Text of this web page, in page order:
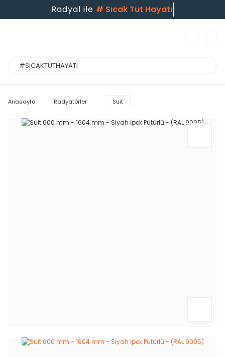
Radyal ile # Sıcak Tut Hayatı
Anasayfa Radyatörler Suit